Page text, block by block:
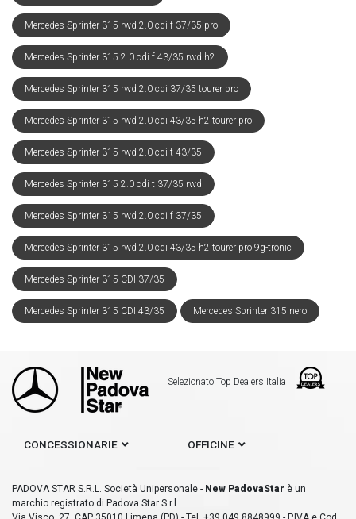
Mercedes Sprinter 315 rwd 2.0 cdi f 37/35 pro
Mercedes Sprinter 315 2.0 cdi f 43/35 rwd h2
Mercedes Sprinter 315 rwd 2.0 cdi 37/35 tourer pro
Mercedes Sprinter 315 rwd 2.0 cdi 43/35 h2 tourer pro
Mercedes Sprinter 315 rwd 2.0 cdi t 43/35
Mercedes Sprinter 315 2.0 cdi t 37/35 rwd
Mercedes Sprinter 315 rwd 2.0 cdi f 37/35
Mercedes Sprinter 315 rwd 2.0 cdi 43/35 h2 tourer pro 9g-tronic
Mercedes Sprinter 315 CDI 37/35
Mercedes Sprinter 315 CDI 43/35 Mercedes Sprinter 315 nero
Selezionato Top Dealers Italia
CONCESSIONARIE OFFICINE
PADOVA STAR S.R.L. Società Unipersonale - New PadovaStar è un
marchio registrato di Padova Star S.r.l